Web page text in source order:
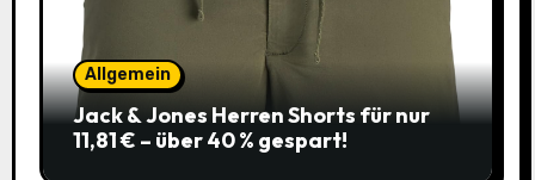
Allgemein
Jack & Jones Herren Shorts für nur
11,81 € – über 40 % gespart!